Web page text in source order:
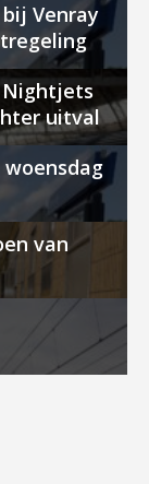
Venray
Nightjets
uitval
van